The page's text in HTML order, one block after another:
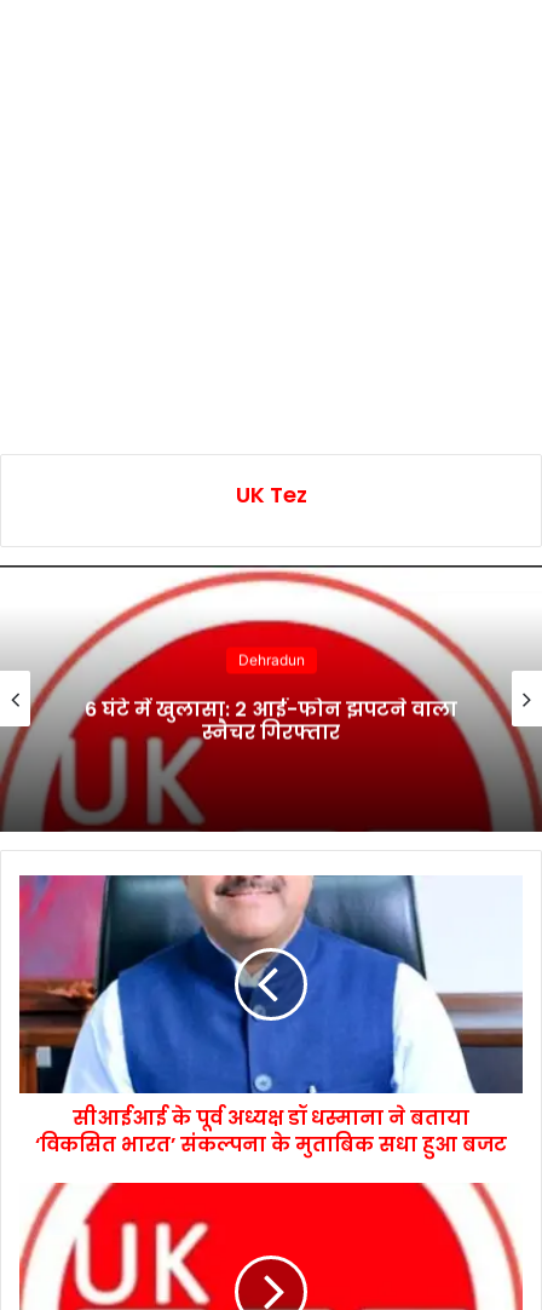
UK Tez
Dehradun
6 घंटे में खुलासा: 2 आई-फोन झपटने वाला
स्नैचर गिरफ्तार
सीआईआई के पूर्व अध्यक्ष डॉ धस्माना ने बताया
‘विकसित भारत’ संकल्पना के मुताबिक सधा हुआ बजट